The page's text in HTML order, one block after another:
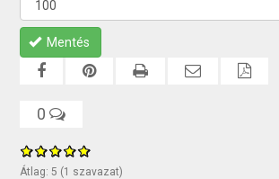
Mentés
0
Átlag: 5 (1 szavazat)